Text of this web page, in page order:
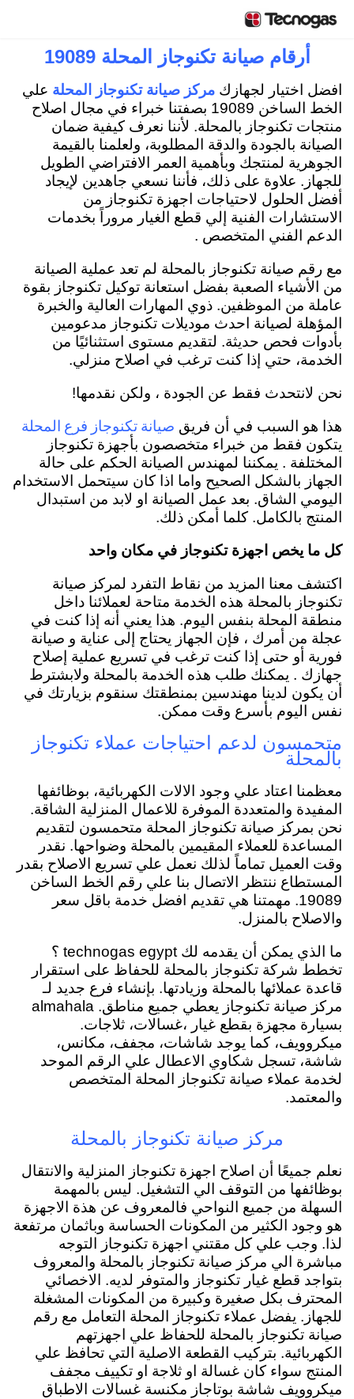
أرقام صيانة تكنوجاز المحلة 19089
افضل اختيار لجهازك مركز صيانة تكنوجاز المحلة علي
الخط الساخن 19089 بصفتنا خبراء في مجال اصلاح
منتجات تكنوجاز بالمحلة. لأننا نعرف كيفية ضمان
الصيانة بالجودة والدقة المطلوبة، ولعلمنا بالقيمة
الجوهرية لمنتجك وبأهمية العمر الافتراضي الطويل
للجهاز. علاوة على ذلك، فأننا نسعي جاهدين لإيجاد
أفضل الحلول لاحتياجات اجهزة تكنوجاز من
الاستشارات الفنية إلي قطع الغيار مروراً بخدمات
الدعم الفني المتخصص .
مع رقم صيانة تكنوجاز بالمحلة لم تعد عملية الصيانة
من الأشياء الصعبة بفضل استعانة توكيل تكنوجاز بقوة
عاملة من الموظفين. ذوي المهارات العالية والخبرة
المؤهلة لصيانة احدث موديلات تكنوجاز مدعومين
بأدوات فحص حديثة. لتقديم مستوى استثنائيًا من
الخدمة، حتي إذا كنت ترغب في اصلاح منزلي.
نحن لانتحدث فقط عن الجودة ، ولكن نقدمها!
هذا هو السبب في أن فريق صيانة تكنوجاز فرع المحلة
يتكون فقط من خبراء متخصصون بأجهزة تكنوجاز
المختلفة . يمكننا لمهندس الصيانة الحكم على حالة
الجهاز بالشكل الصحيح واما اذا كان سيتحمل الاستخدام
اليومي الشاق. بعد عمل الصيانة او لابد من استبدال
المنتج بالكامل. كلما أمكن ذلك.
كل ما يخص اجهزة تكنوجاز في مكان واحد
اكتشف معنا المزيد من نقاط التفرد لمركز صيانة
تكنوجاز بالمحلة هذه الخدمة متاحة لعملائنا داخل
منطقة المحلة بنفس اليوم. هذا يعني أنه إذا كنت في
عجلة من أمرك ، فإن الجهاز يحتاج إلى عناية و صيانة
فورية أو حتى إذا كنت ترغب في تسريع عملية إصلاح
جهازك . يمكنك طلب هذه الخدمة بالمحلة ولابشترط
أن يكون لدينا مهندسين بمنطقتك سنقوم بزيارتك في
نفس اليوم بأسرع وقت ممكن.
متحمسون لدعم احتياجات عملاء تكنوجاز
بالمحلة
معظمنا اعتاد علي وجود الالات الكهربائية، بوظائفها
المفيدة والمتعددة الموفرة للاعمال المنزلية الشاقة.
نحن بمركز صيانة تكنوجاز المحلة متحمسون لتقديم
المساعدة للعملاء المقيمين بالمحلة وضواحها. نقدر
وقت العميل تماماً لذلك نعمل علي تسريع الاصلاح بقدر
المستطاع ننتظر الاتصال بنا علي رقم الخط الساخن
19089. مهمتنا هي تقديم افضل خدمة باقل سعر
والاصلاح بالمنزل.
ما الذي يمكن أن يقدمه لك technogas egypt ؟
تخطط شركة تكنوجاز بالمحلة للحفاظ على استقرار
قاعدة عملائها بالمحلة وزيادتها. بإنشاء فرع جديد لـ
مركز صيانة تكنوجاز يعطي جميع مناطق. almahala
بسيارة مجهزة بقطع غيار ،غسالات، ثلاجات.
ميكروويف، كما يوجد شاشات، مجفف، مكانس،
شاشة، تسجل شكاوي الاعطال علي الرقم الموحد
لخدمة عملاء صيانة تكنوجاز المحلة المتخصص
والمعتمد.
مركز صيانة تكنوجاز بالمحلة
نعلم جميعًا أن اصلاح اجهزة تكنوجاز المنزلية والانتقال
بوظائفها من التوقف الي التشغيل. ليس بالمهمة
السهلة من جميع النواحي فالمعروف عن هذة الاجهزة
هو وجود الكثير من المكونات الحساسة وباثمان مرتفعة
لذا. وجب علي كل مقتني اجهزة تكنوجاز التوجه
مباشرة الي مركز صيانة تكنوجاز بالمحلة والمعروف
بتواجد قطع غيار تكنوجاز والمتوفر لديه. الاخصائي
المحترف بكل صغيرة وكبيرة من المكونات المشغلة
للجهاز. يفضل عملاء تكنوجاز المحلة التعامل مع رقم
صيانة تكنوجاز بالمحلة للحفاظ علي اجهزتهم
الكهربائية. بتركيب القطعة الاصلية التي تحافظ علي
المنتج سواء كان غسالة او ثلاجة او تكييف مجفف
ميكروويف شاشة بوتاجاز مكنسة غسالات الاطباق